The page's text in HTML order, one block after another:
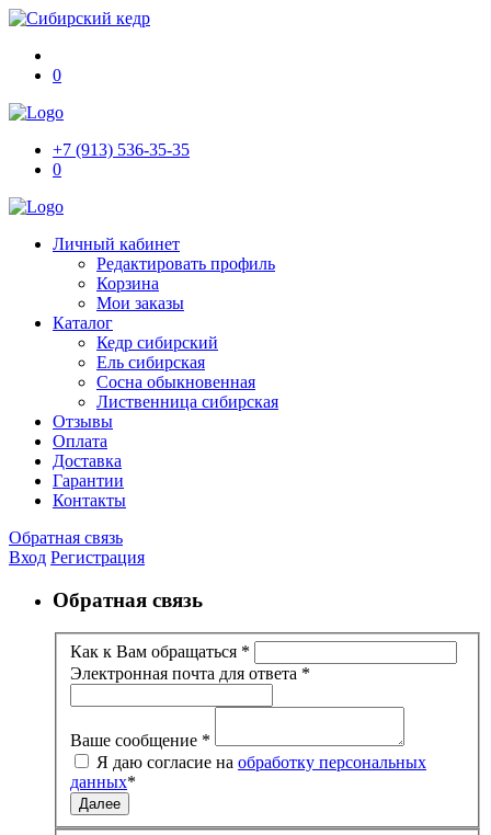
0
+7 (913) 536-35-35
0
Личный кабинет
Редактировать профиль
Корзина
Мои заказы
Каталог
Кедр сибирский
Ель сибирская
Сосна обыкновенная
Лиственница сибирская
Отзывы
Оплата
Доставка
Гарантии
Контакты
Обратная связь
Вход Регистрация
Обратная связь
Как к Вам обращаться *
Электронная почта для ответа *
Ваше сообщение *
Я даю согласие на обработку персональных
данных*
Далее